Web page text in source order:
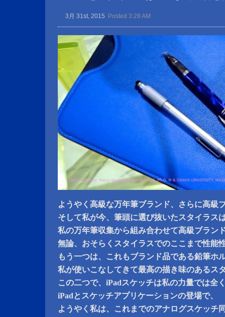
3月 31st, 2015 Posted 3:28 AM
ようやく高級な万年筆ブランド、さらに高級
そして私が今、筆頭に選び抜いたスタイラス
私の万年筆収集から組み合わせて高級ブラン
無論、おそらくスタイラスでのここまで性能
もう一つは、これもブランド品である鉛筆ホ
私が使いこなしてきて最高の描き味のあるス
この二つで、iPadスケッチは私の力量では全
iPadとスケッチアプリケーションの登場で、
ようやく私は、これまでのアナログスケッチ